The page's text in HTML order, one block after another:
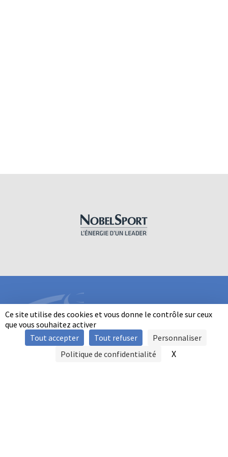
Ce site utilise des cookies et vous donne le contrôle sur ceux
que vous souhaitez activer
Tout accepter
Tout refuser
Personnaliser
Politique de confidentialité
X
INFORMATIONS
SIGNALER UNE VIOLENCE